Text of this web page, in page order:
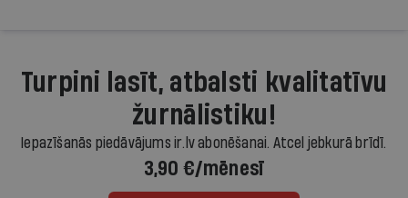
Turpini lasīt, atbalsti kvalitatīvu
žurnālistiku!
Iepazīšanās piedāvājums ir.lv abonēšanai. Atcel jebkurā brīdī.
3,90 €/mēnesī